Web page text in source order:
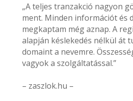
„A teljes tranzakció nagyon
ment. Minden információt és
megkaptam még aznap. A
alapján késlekedés nélkül át
domaint a nevemre.
vagyok a szolgáltatással.”
– zaszlok.hu –